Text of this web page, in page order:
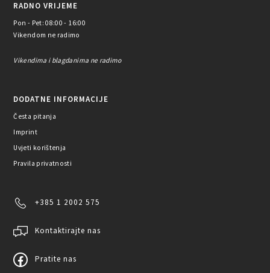
RADNO VRIJEME
Pon - Pet: 08:00 - 16:00
Vikendom ne radimo
Vikendima i blagdanima ne radimo
DODATNE INFORMACIJE
Česta pitanja
Imprint
Uvjeti korištenja
Pravila privatnosti
+385 1 2002 575
Kontaktirajte nas
Pratite nas